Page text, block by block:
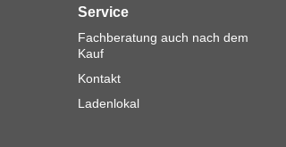
Service
Fachberatung auch nach dem
Kauf
Kontakt
Ladenlokal